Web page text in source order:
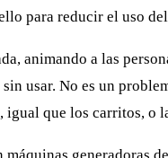
para reducir el uso del
animando a las
usar. No es un
igual que los carritos, o